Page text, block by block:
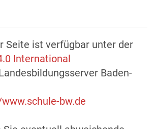
Seite ist verfügbar unter der
International
Baden-
bw.de